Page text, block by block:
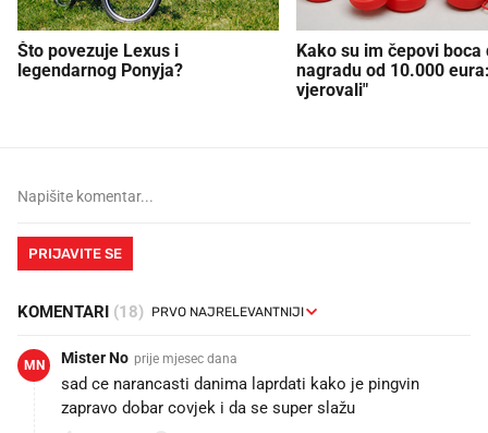
Što povezuje Lexus i
legendarnog Ponyja?
Kako su im čepovi boca
nagradu od 10.000
vjerovali"
PRIJAVITE SE
KOMENTARI (18)
MN Mister No prije mjesec dana
sad ce narancasti danima laprdati kako je pingvin
zapravo dobar covjek i da se super slažu😅😅